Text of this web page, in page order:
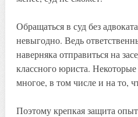
Обращаться в суд без
невыгодно. Ведь
наверняка отправиться на
классного юриста.
многое, в том числе и на то,
Поэтому крепкая защита